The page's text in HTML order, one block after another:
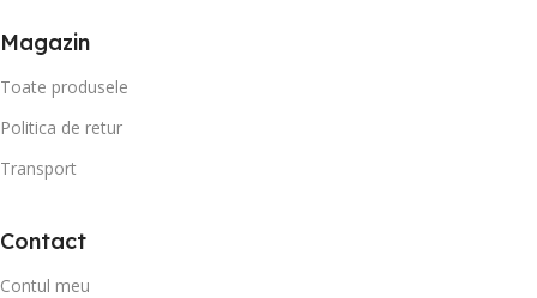
Magazin
Toate produsele
Politica de retur
Transport
Contact
Contul meu